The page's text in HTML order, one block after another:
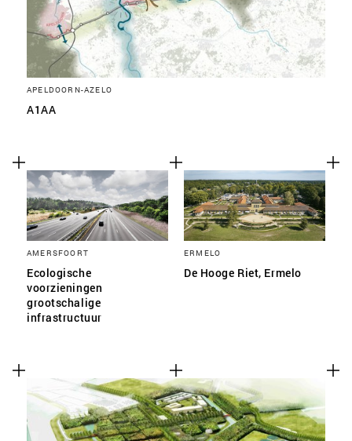
APELDOORN-AZELO
A1AA
AMERSFOORT
Ecologische
voorzieningen
grootschalige
infrastructuur
ERMELO
De Hooge Riet, Ermelo